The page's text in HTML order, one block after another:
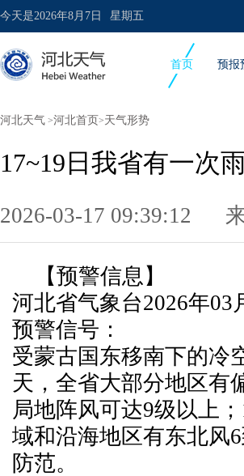
今天是2026年8月7日 星期五
首页 预报
河北天气 >河北首页 >天气形势
17~19日我省有一次
2026-03-17 09:39:12
【预警信息】
河北省气象台2026年03
预警信号：
受蒙古国东移南下的冷
天，全省大部分地区有
局地阵风可达9级以上
域和沿海地区有东北风
防范。